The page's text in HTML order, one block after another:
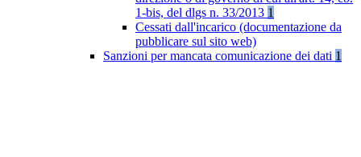
1-bis, del dlgs n. 33/2013 1
Cessati dall'incarico (documentazione da
pubblicare sul sito web)
Sanzioni per mancata comunicazione dei dati 1